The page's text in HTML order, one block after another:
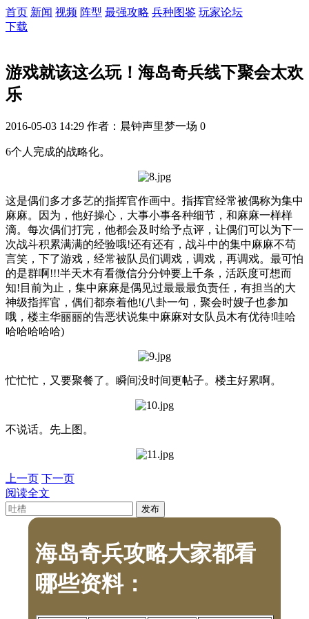
首页 新闻 视频 阵型 最强攻略 兵种图鉴 玩家论坛
下载
游戏就该这么玩！海岛奇兵线下聚会太欢
乐
2016-05-03 14:29 作者：晨钟声里梦一场 0
6个人完成的战略化。
这是偶们多才多艺的指挥官作画中。指挥官经常被偶称为集中
麻麻。因为，他好操心，大事小事各种细节，和麻麻一样样
滴。每次偶们打完，他都会及时给予点评，让偶们可以为下一
次战斗积累满满的经验哦!还有还有，战斗中的集中麻麻不苟
言笑，下了游戏，经常被队员们调戏，调戏，再调戏。最可怕
的是群啊!!!半天木有看微信分分钟要上千条，活跃度可想而
知!目前为止，集中麻麻是偶见过最最最负责任，有担当的大
神级指挥官，偶们都奈着他!(八卦一句，聚会时嫂子也参加
哦，楼主华丽丽的告恶状说集中麻麻对女队员木有优待!哇哈
哈哈哈哈哈)
忙忙忙，又要聚餐了。瞬间没时间更帖子。楼主好累啊。
不说话。先上图。
上一页 下一页
阅读全文
海岛奇兵攻略大家都看
哪些资料：